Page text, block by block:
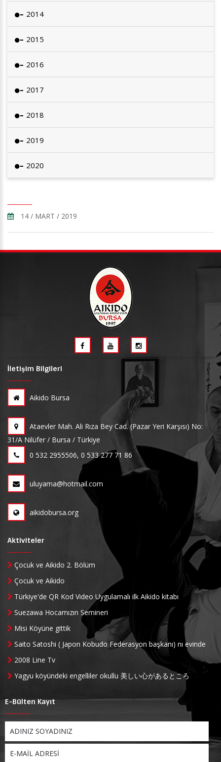
2014
2015
2016
2017
2018
2019
2020
14 / MART / 2019
İletişim Bilgileri
Aikido Bursa
Ataevler Mah. Ali Rıza Bey Cad. (Pazar Yeri Karşısı) No:
31/A Nilüfer / Bursa / Türkiye
0 532 2955506, 0 533 277 71 86
uluyama@hotmail.com
aikidobursa.org
Aktiviteler
Çocuk ve Aikido 2. Bölüm
Çocuk ve Aikido
Türkiye'de QR Kod Video Uygulamalı ilk Aikido kitabı
Suezawa Hocamızın Semineri
Misi Köyüne gittik
Saito Satoshi ( Japon Kobudo Federasyon başkanı) nı evinde
2008 Line Tv
Yagyu köyündeki engelliler okullu 美しい心があるところ
E-Bülten Kayıt